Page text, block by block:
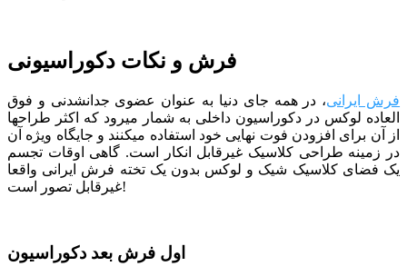
فرش و نکات دکوراسیونی
فرش ایرانی، در همه جای دنیا به عنوان عضوی جدانشدنی و فوق
العاده لوکس در دکوراسیون داخلی به شمار میرود که اکثر طراح­ها
از آن برای افزودن فوت نهایی خود استفاده می­کنند و جایگاه ویژه آن
در زمینه طراحی کلاسیک غیرقابل انکار است. گاهی اوقات تجسم
یک فضای کلاسیک شیک و لوکس بدون یک تخته فرش ایرانی واقعا
غیرقابل تصور است!
اول فرش بعد دکوراسیون